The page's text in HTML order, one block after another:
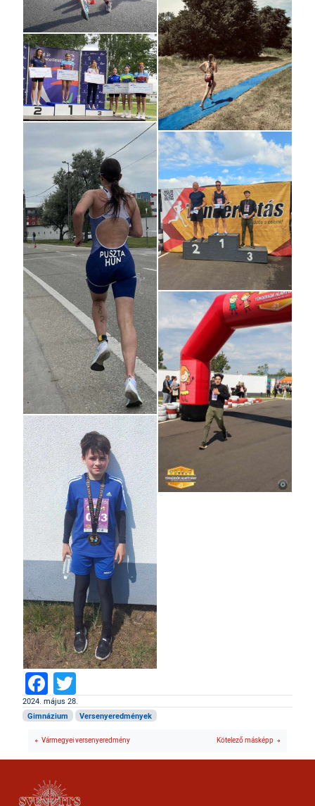
Facebook
2024. május 28.
Gimnázium Versenyeredmények
Vármegyei versenyeredmény Kötelező másképp